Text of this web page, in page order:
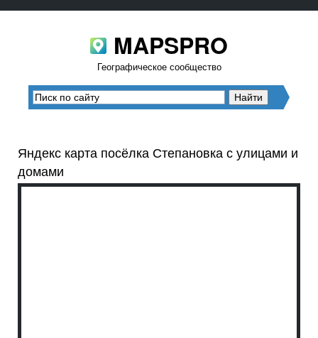
MAPSPRO
Географическое сообщество
Яндекс карта посёлка Степановка с улицами и
домами